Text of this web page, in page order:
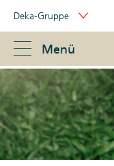
Links
Navigation
Portal
Navigation
Deka-Gruppe
Menü